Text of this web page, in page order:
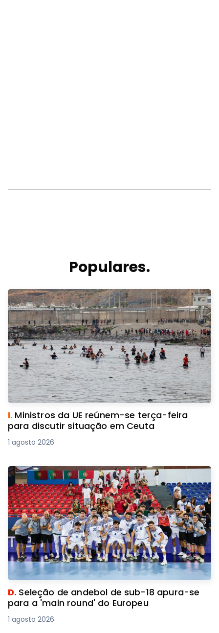
Populares.
I. Ministros da UE reúnem-se terça-feira
para discutir situação em Ceuta
1 agosto 2026
D. Seleção de andebol de sub-18 apura-se
para a 'main round' do Europeu
1 agosto 2026